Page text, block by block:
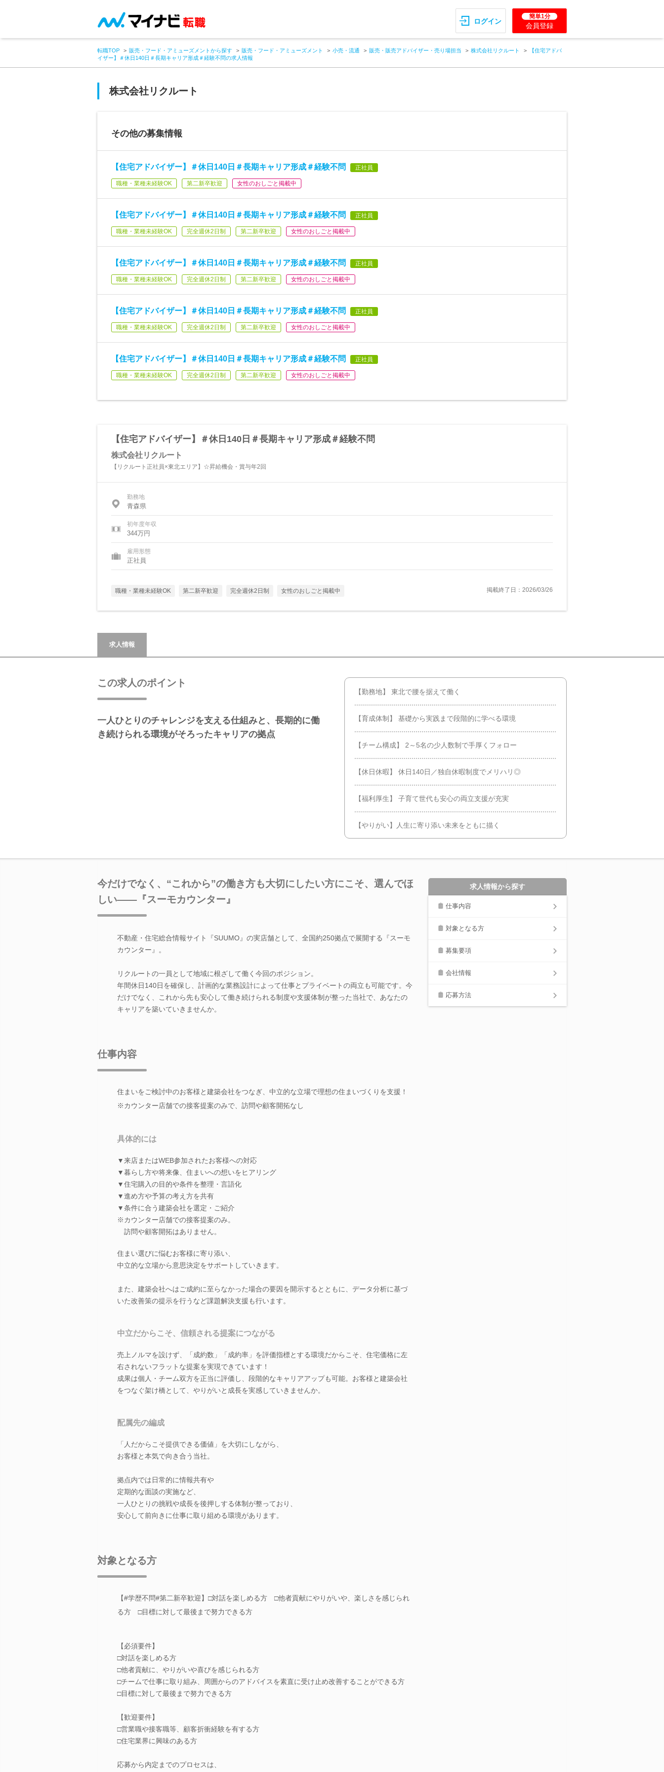
ログイン
簡単1分
会員登録
転職TOP 販売・フード・アミューズメントから探す 販売・フード・アミューズメント 小売・流通 販売・販売アドバイザー・売り場担当 株式会社リクルート
【住宅アドバ
イザー】＃休日140日＃長期キャリア形成＃経験不問の求人情報
株式会社リクルート
その他の募集情報
【住宅アドバイザー】＃休日140日＃長期キャリア形成＃経験不問 正社員
職種・業種未経験OK 第二新卒歓迎 女性のおしごと掲載中
【住宅アドバイザー】＃休日140日＃長期キャリア形成＃経験不問 正社員
職種・業種未経験OK 完全週休2日制 第二新卒歓迎 女性のおしごと掲載中
【住宅アドバイザー】＃休日140日＃長期キャリア形成＃経験不問 正社員
職種・業種未経験OK 完全週休2日制 第二新卒歓迎 女性のおしごと掲載中
【住宅アドバイザー】＃休日140日＃長期キャリア形成＃経験不問 正社員
職種・業種未経験OK 完全週休2日制 第二新卒歓迎 女性のおしごと掲載中
【住宅アドバイザー】＃休日140日＃長期キャリア形成＃経験不問 正社員
職種・業種未経験OK 完全週休2日制 第二新卒歓迎 女性のおしごと掲載中
【住宅アドバイザー】＃休日140日＃長期キャリア形成＃経験不問
株式会社リクルート
【リクルート正社員×東北エリア】☆昇給機会・賞与年2回
勤務地
青森県
初年度年収
344万円
雇用形態
正社員
職種・業種未経験OK 第二新卒歓迎 完全週休2日制 女性のおしごと掲載中 掲載終了日：2026/03/26
求人情報
この求人のポイント
一人ひとりのチャレンジを支える仕組みと、長期的に働
き続けられる環境がそろったキャリアの拠点
【勤務地】 東北で腰を据えて働く
【育成体制】 基礎から実践まで段階的に学べる環境
【チーム構成】 2～5名の少人数制で手厚くフォロー
【休日休暇】 休日140日／独自休暇制度でメリハリ◎
【福利厚生】 子育て世代も安心の両立支援が充実
【やりがい】人生に寄り添い未来をともに描く
今だけでなく、“これから”の働き方も大切にしたい方にこそ、選んでほ
しい――『スーモカウンター』
不動産・住宅総合情報サイト『SUUMO』の実店舗として、全国約250拠点で展開する『スーモ
カウンター』。
リクルートの一員として地域に根ざして働く今回のポジション。
年間休日140日を確保し、計画的な業務設計によって仕事とプライベートの両立も可能です。今
だけでなく、これから先も安心して働き続けられる制度や支援体制が整った当社で、あなたの
キャリアを築いていきませんか。
仕事内容
住まいをご検討中のお客様と建築会社をつなぎ、中立的な立場で理想の住まいづくりを支援！
※カウンター店舗での接客提案のみで、訪問や顧客開拓なし
具体的には
▼来店またはWEB参加されたお客様への対応
▼暮らし方や将来像、住まいへの想いをヒアリング
▼住宅購入の目的や条件を整理・言語化
▼進め方や予算の考え方を共有
▼条件に合う建築会社を選定・ご紹介
※カウンター店舗での接客提案のみ。
訪問や顧客開拓はありません。
住まい選びに悩むお客様に寄り添い、
中立的な立場から意思決定をサポートしていきます。
また、建築会社へはご成約に至らなかった場合の要因を開示するとともに、データ分析に基づ
いた改善策の提示を行うなど課題解決支援も行います。
中立だからこそ、信頼される提案につながる
売上ノルマを設けず、「成約数」「成約率」を評価指標とする環境だからこそ、住宅価格に左
右されないフラットな提案を実現できています！
成果は個人・チーム双方を正当に評価し、段階的なキャリアアップも可能。お客様と建築会社
をつなぐ架け橋として、やりがいと成長を実感していきませんか。
配属先の編成
「人だからこそ提供できる価値」を大切にしながら、
お客様と本気で向き合う当社。
拠点内では日常的に情報共有や
定期的な面談の実施など、
一人ひとりの挑戦や成長を後押しする体制が整っており、
安心して前向きに仕事に取り組める環境があります。
対象となる方
【#学歴不問#第二新卒歓迎】□対話を楽しめる方 □他者貢献にやりがいや、楽しさを感じられ
る方 □目標に対して最後まで努力できる方
【必須要件】
□対話を楽しめる方
□他者貢献に、やりがいや喜びを感じられる方
□チームで仕事に取り組み、周囲からのアドバイスを素直に受け止め改善することができる方
□目標に対して最後まで努力できる方
【歓迎要件】
□営業職や接客職等、顧客折衝経験を有する方
□住宅業界に興味のある方
応募から内定までのプロセスは、
求人情報から探す
仕事内容
対象となる方
募集要項
会社情報
応募方法